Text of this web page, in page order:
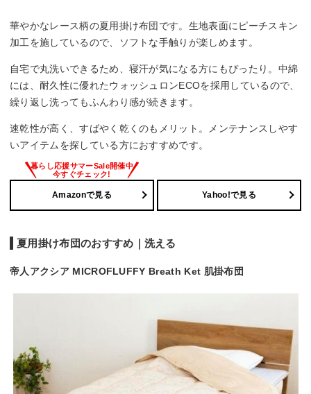
華やかなレース柄の夏用掛け布団です。生地表面にピーチスキン
加工を施しているので、ソフトな手触りが楽しめます。
自宅で丸洗いできるため、寝汗が気になる方にもぴったり。中綿
には、耐久性に優れたウォッシュロンECOを採用しているので、
繰り返し洗ってもふんわり感が続きます。
速乾性が高く、すばやく乾くのもメリット。メンテナンスしやす
いアイテムを探している方におすすめです。
Amazonで見る Yahoo!で見る
夏用掛け布団のおすすめ｜洗える
帝人アクシア MICROFLUFFY Breath Ket 肌掛布団